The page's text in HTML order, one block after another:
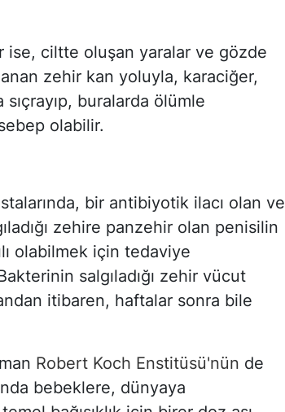
ise, ciltte oluşan yaralar ve gözde
zehir kan yoluyla, karaciğer,
buralarda ölümle
olabilir.
bir antibiyotik ilacı olan ve
zehire panzehir olan penisilin
olabilmek için tedaviye
salgıladığı zehir vücut
itibaren, haftalar sonra bile
Robert Koch Enstitüsü'nün de
bebeklere, dünyaya